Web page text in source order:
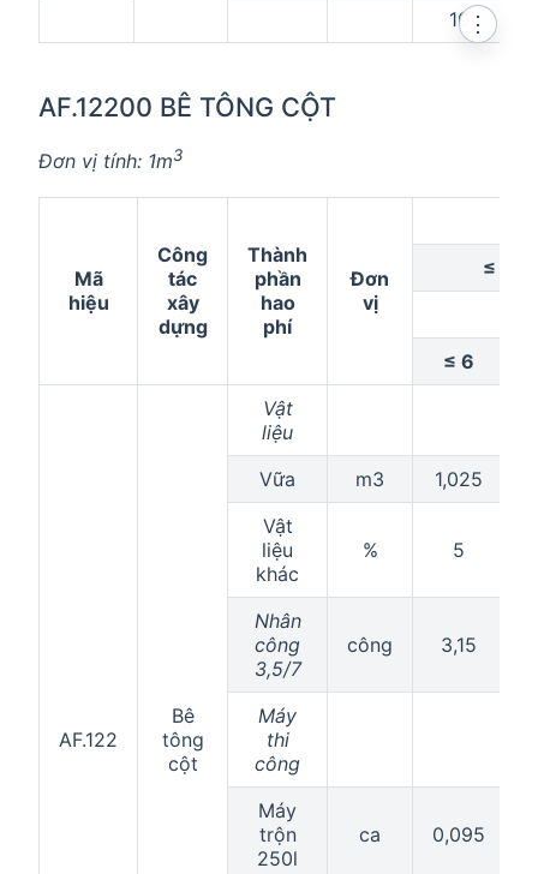
10
AF.12200 BÊ TÔNG CỘT
⋮
Đơn vị tính: 1m3
Mã
hiệu
Công
tác
xây
dựng
Thành
phần
hao
phí
Đơn
vị
≤ 0,1
≤ 6
AF.122
Bê
tông
cột
Vật
liệu
Vữa
m3 1,025
Vật
liệu
khác
% 5
Nhân
công
3,5/7
công 3,15
Máy
thi
công
Máy
trộn
250l
ca 0,095